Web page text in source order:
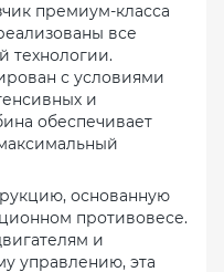
премиум-класса
все
технологии.
с условиями
и
обеспечивает
основанную
противовесе.
и
управлению, эта